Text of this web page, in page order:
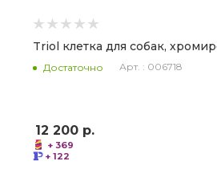
Triol клетка для собак,
Достаточно Арт. : 006718
12 200 р.
+ 369
+ 122